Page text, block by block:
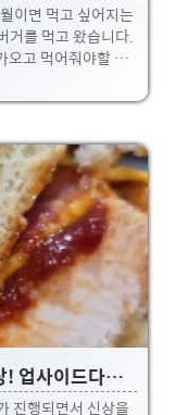
이면 먹고 싶어지는
거를 먹고 왔습니다.
오고 먹어줘야할 것
행운버거라고 재
정 메뉴들이 많아서
스 트러플 버거!!(찾
부터였네요~) 크리스
자를 섞어 만든 크로
감자함량이 좀 더 많
느낌.트러플 향도 간
얇디 얇은 맥도날..
KFC x 기묘한이야기, 콜라보신상! 업사이드다운징거
진행되면서 신상을